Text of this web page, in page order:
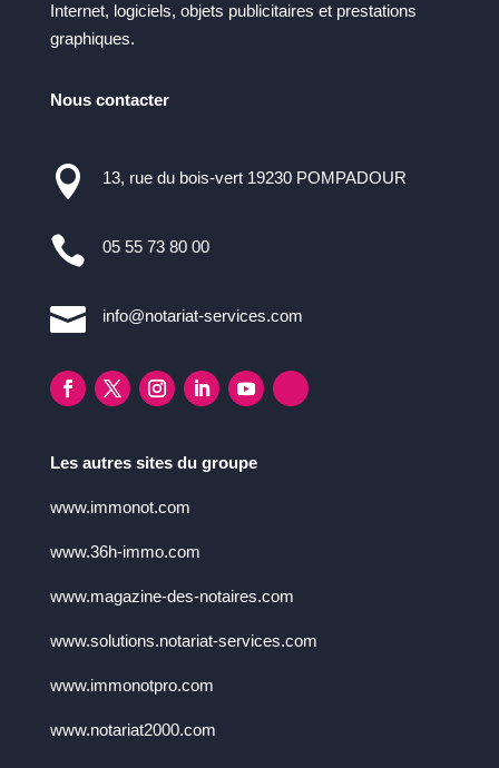
Internet, logiciels, objets publicitaires et prestations
graphiques.
Nous contacter
 13, rue du bois-vert 19230 POMPADOUR
 05 55 73 80 00
 info@notariat-services.com
Les autres sites du groupe
www.immonot.com
www.36h-immo.com
www.magazine-des-notaires.com
www.solutions.notariat-services.com
www.immonotpro.com
www.notariat2000.com